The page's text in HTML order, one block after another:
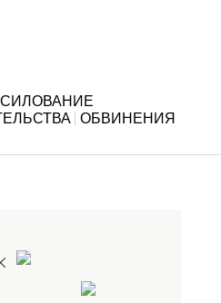
ОБВИНЕНИЯ